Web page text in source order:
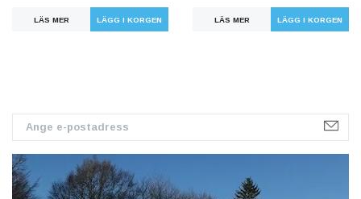
LÄS MER LÄGG I KORGEN LÄS MER LÄGG I KORGEN